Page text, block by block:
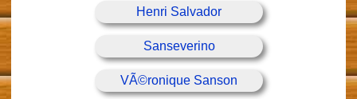
Henri Salvador
Sanseverino
VÃ©ronique Sanson